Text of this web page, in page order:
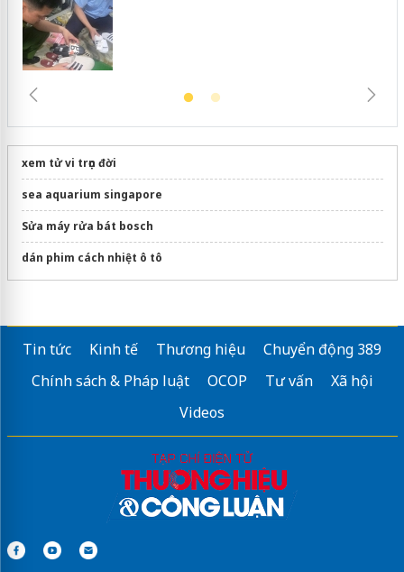
xem tử vi trọn đời
sea aquarium singapore
Sửa máy rửa bát bosch
dán phim cách nhiệt ô tô
Tin tức Kinh tế Thương hiệu
Chuyển động 389
Chính sách & Pháp luật
OCOP Tư vấn
Xã hội
Videos